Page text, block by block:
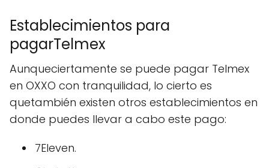
Establecimientos para
pagarTelmex
Aunqueciertamente se puede pagar Telmex
en OXXO con tranquilidad, lo cierto es
quetambién existen otros establecimientos en
donde puedes llevar a cabo este pago:
7Eleven.